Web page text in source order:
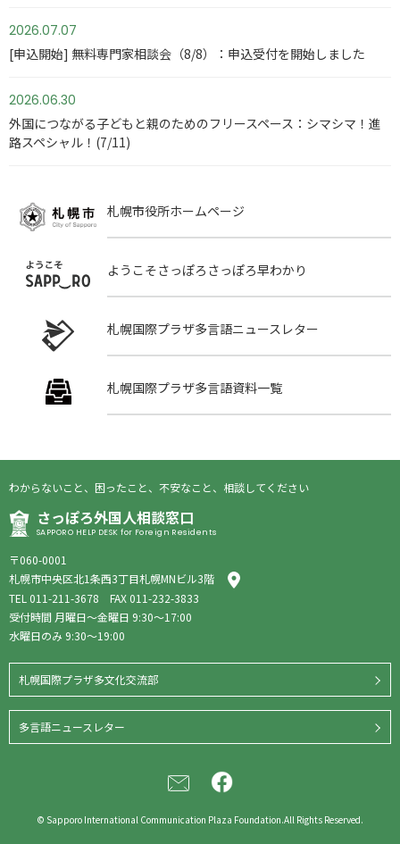
2026.07.07
[申込開始] 無料専門家相談会（8/8）：申込受付を開始しました
2026.06.30
外国につながる子どもと親のためのフリースペース：シマシマ！進
路スペシャル！(7/11)
札幌市役所ホームページ
ようこそさっぽろ さっぽろ早わかり
札幌国際プラザ多言語ニュースレター
札幌国際プラザ多言語資料一覧
わからないこと、困ったこと、不安なこと、相談してください
さっぽろ外国人相談窓口
SAPPORO HELP DESK for Foreign Residents
〒060-0001
札幌市中央区北1条西3丁目札幌MNビル3階
TEL 011-211-3678 FAX 011-232-3833
受付時間 月曜日〜金曜日 9:30〜17:00
水曜日のみ 9:30〜19:00
札幌国際プラザ多文化交流部
多言語ニュースレター
© Sapporo International Communication Plaza Foundation.All Rights Reserved.